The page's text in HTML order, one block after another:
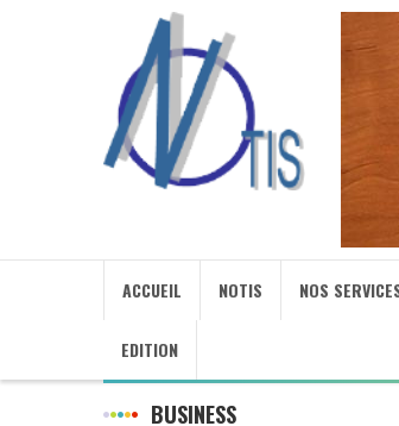
ACCUEIL NOTIS NOS
EDITION
BUSINESS